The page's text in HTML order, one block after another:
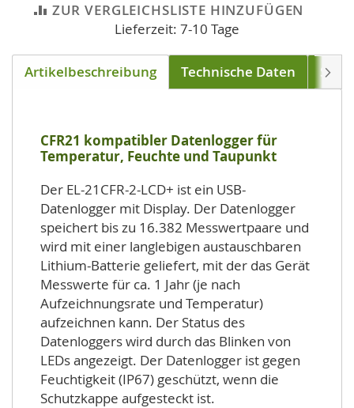
ZUR VERGLEICHSLISTE HINZUFÜGEN
Lieferzeit: 7-10 Tage
Artikelbeschreibung Technische Daten
CFR21 kompatibler Datenlogger für
Temperatur, Feuchte und Taupunkt
Der EL-21CFR-2-LCD+ ist ein USB-
Datenlogger mit Display. Der Datenlogger
speichert bis zu 16.382 Messwertpaare und
wird mit einer langlebigen austauschbaren
Lithium-Batterie geliefert, mit der das Gerät
Messwerte für ca. 1 Jahr (je nach
Aufzeichnungsrate und Temperatur)
aufzeichnen kann. Der Status des
Datenloggers wird durch das Blinken von
LEDs angezeigt. Der Datenlogger ist gegen
Feuchtigkeit (IP67) geschützt, wenn die
Schutzkappe aufgesteckt ist.